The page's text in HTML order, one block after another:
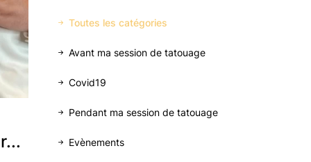
Toutes les catégories
Avant ma session de tatouage
Covid19
Pendant ma session de tatouage
Evènements